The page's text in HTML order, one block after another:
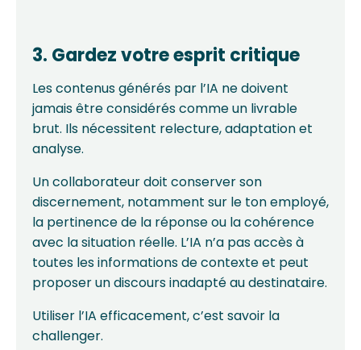
3. Gardez votre esprit critique
Les contenus générés par l’IA ne doivent
jamais être considérés comme un livrable
brut. Ils nécessitent relecture, adaptation et
analyse.
Un collaborateur doit conserver son
discernement, notamment sur le ton employé,
la pertinence de la réponse ou la cohérence
avec la situation réelle. L’IA n’a pas accès à
toutes les informations de contexte et peut
proposer un discours inadapté au destinataire.
Utiliser l’IA efficacement, c’est savoir la
challenger.